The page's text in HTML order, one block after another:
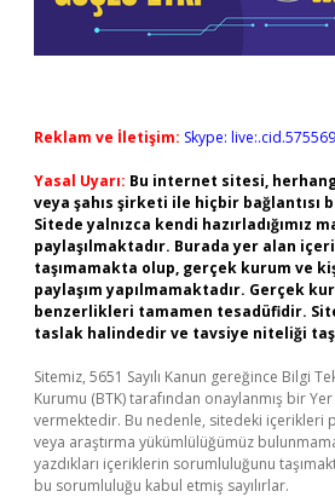
Reklam ve İletişim: Skype:
Yasal Uyarı: Bu internet sitesi,
veya şahıs şirketi ile hiçbir bağlantısı
Sitede yalnızca kendi hazırladığımız
paylaşılmaktadır. Burada yer alan
taşımamakta olup, gerçek kurum ve
paylaşım yapılmamaktadır. Gerçek
benzerlikleri tamamen tesadüfidir.
taslak halindedir ve tavsiye niteliği
Sitemiz, 5651 Sayılı Kanun gereğince Bilgi
Kurumu (BTK) tarafından onaylanmış bir
vermektedir. Bu nedenle, sitedeki içerikleri
veya araştırma yükümlülüğümüz
yazdıkları içeriklerin sorumluluğunu
bu sorumluluğu kabul etmiş sayılırlar.